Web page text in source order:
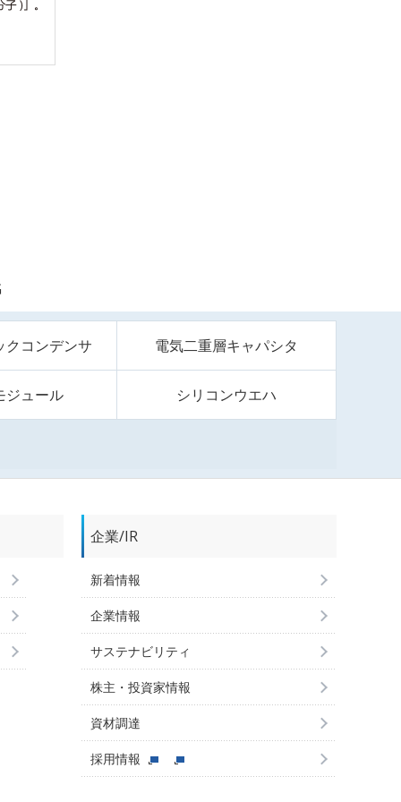
クコンデンサ 電気二重層キャパシタ
ジュール シリコンウエハ
企業/IR
新着情報
企業情報
サステナビリティ
株主・投資家情報
資材調達
採用情報